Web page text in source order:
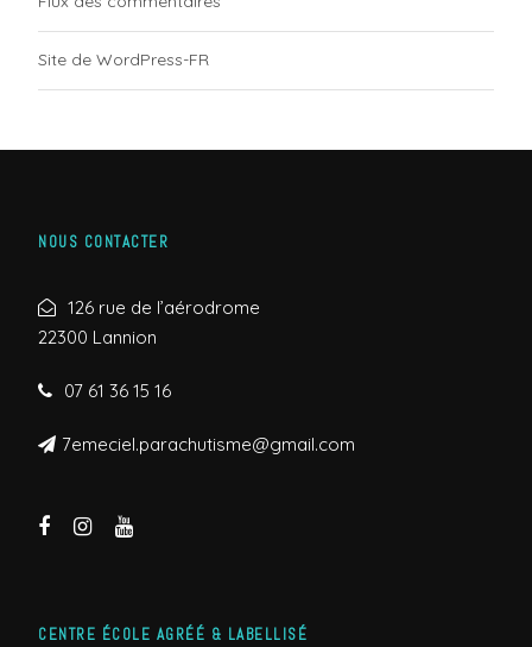
Site de WordPress-FR
NOUS CONTACTER
126 rue de l’aérodrome
22300 Lannion
07 61 36 15 16
7emeciel.parachutisme@gmail.com
CENTRE ÉCOLE AGRÉÉ & LABELLISÉ